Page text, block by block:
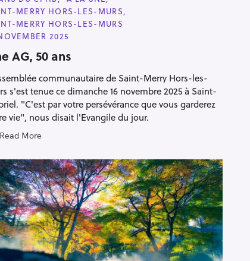
MERRY HORS-LES-MURS
MERRY HORS-LES-MURS
2025
AG, 50 ans
communautaire de Saint-Merry Hors-les-
s'est tenue ce dimanche 16 novembre 2025 à Saint-
"C'est par votre persévérance que vous garderez
vie", nous disait l'Evangile du jour.
Read More